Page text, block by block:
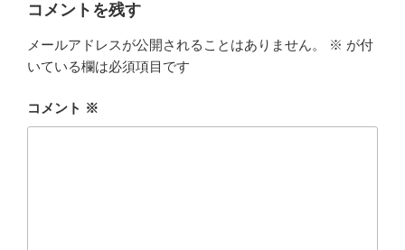
コメントを残す
メールアドレスが公開されることはありません。 ※ が付
いている欄は必須項目です
コメント ※